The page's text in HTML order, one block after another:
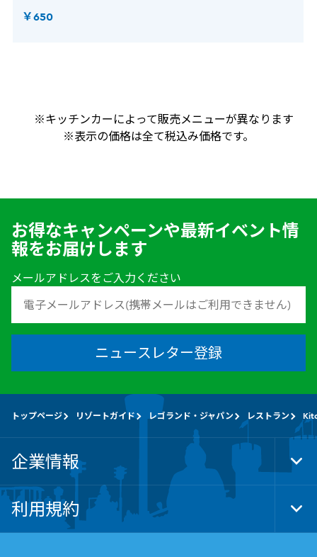
￥650
※キッチンカーによって販売メニューが異なります
※表示の価格は全て税込み価格です。
お得なキャンペーンや最新イベント情
報をお届けします
メールアドレスをご入力ください
ニュースレター登録
トップページ リゾートガイド レゴランド・ジャパン レストラン
企業情報
利用規約